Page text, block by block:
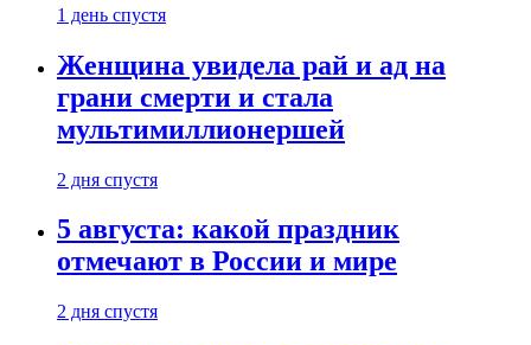
1 день спустя
Женщина увидела рай и ад на
грани смерти и стала
мультимиллионершей
2 дня спустя
5 августа: какой праздник
отмечают в России и мире
2 дня спустя